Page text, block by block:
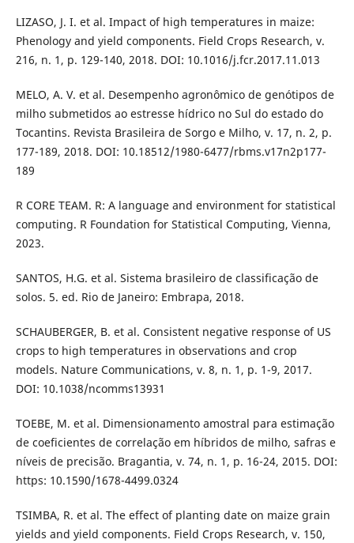
LIZASO, J. I. et al. Impact of high temperatures in maize:
Phenology and yield components. Field Crops Research, v.
216, n. 1, p. 129-140, 2018. DOI: 10.1016/j.fcr.2017.11.013
MELO, A. V. et al. Desempenho agronômico de genótipos de
milho submetidos ao estresse hídrico no Sul do estado do
Tocantins. Revista Brasileira de Sorgo e Milho, v. 17, n. 2, p.
177-189, 2018. DOI: 10.18512/1980-6477/rbms.v17n2p177-
189
R CORE TEAM. R: A language and environment for statistical
computing. R Foundation for Statistical Computing, Vienna,
2023.
SANTOS, H.G. et al. Sistema brasileiro de classificação de
solos. 5. ed. Rio de Janeiro: Embrapa, 2018.
SCHAUBERGER, B. et al. Consistent negative response of US
crops to high temperatures in observations and crop
models. Nature Communications, v. 8, n. 1, p. 1-9, 2017.
DOI: 10.1038/ncomms13931
TOEBE, M. et al. Dimensionamento amostral para estimação
de coeficientes de correlação em híbridos de milho, safras e
níveis de precisão. Bragantia, v. 74, n. 1, p. 16-24, 2015. DOI:
https: 10.1590/1678-4499.0324
TSIMBA, R. et al. The effect of planting date on maize grain
yields and yield components. Field Crops Research, v. 150,